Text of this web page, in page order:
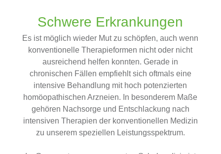
Schwere Erkrankungen
Es ist möglich wieder Mut zu schöpfen, auch wenn
konventionelle Therapieformen nicht oder nicht
ausreichend helfen konnten. Gerade in
chronischen Fällen empfiehlt sich oftmals eine
intensive Behandlung mit hoch potenzierten
homöopathischen Arzneien. In besonderem Maße
gehören Nachsorge und Entschlackung nach
intensiven Therapien der konventionellen Medizin
zu unserem speziellen Leistungsspektrum.